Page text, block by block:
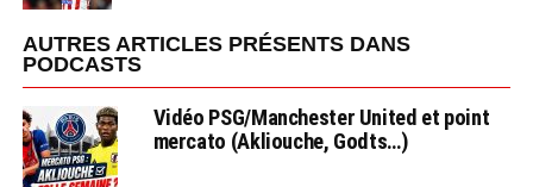
AUTRES ARTICLES PRÉSENTS DANS
PODCASTS
Vidéo PSG/Manchester United et point
mercato (Akliouche, Godts…)